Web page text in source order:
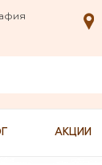
АКЦИИ